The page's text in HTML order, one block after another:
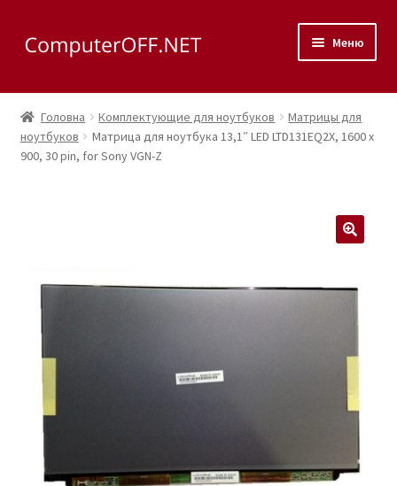
до
до
Меню
Корзина
Магазин
меню
Как доехать?
Головна Комплектующие для ноутбуков
Матрицы для
ноутбуков
Матрица для ноутбука 13,1″ LED LTD131EQ2X, 1600 x
900, 30 pin, for Sony VGN-Z